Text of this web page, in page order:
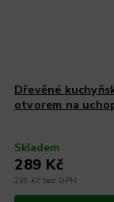
Dřevěné
otvorem na
Skladem
239 Kč bez DPH
289 Kč